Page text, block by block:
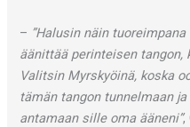
– ”Halusin näin
äänittää perinteisen
Valitsin Myrskyöinä, koska
tämän tangon tunnelmaan
antamaan sille oma ääneni”,